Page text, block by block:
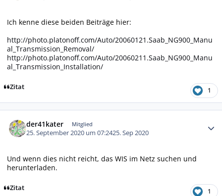
Ich kenne diese beiden Beiträge hier:
http://photo.platonoff.com/Auto/20060121.Saab_NG900_Manu
al_Transmission_Removal/
http://photo.platonoff.com/Auto/20060211.Saab_NG900_Manu
al_Transmission_Installation/
Zitat 1
der41kater Mitglied
25. September 2020 um 07:2425. Sep 2020
Und wenn dies nicht reicht, das WIS im Netz suchen und
herunterladen.
Zitat 1